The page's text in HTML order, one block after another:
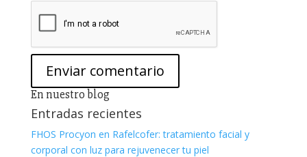
En nuestro blog
Entradas recientes
FHOS Procyon en Rafelcofer: tratamiento facial y
corporal con luz para rejuvenecer tu piel